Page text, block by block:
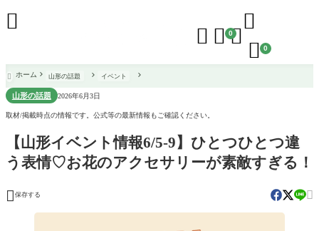
  0

 0

 ホーム 山形の話題 イベント
山形の話題 2026年6月3日
取材/掲載時点の情報です。公式等の最新情報もご確認ください。
【山形イベント情報6/5-9】ひとつひとつ違
う表情♡お花のアクセサリーが素敵すぎる！
 保存する 